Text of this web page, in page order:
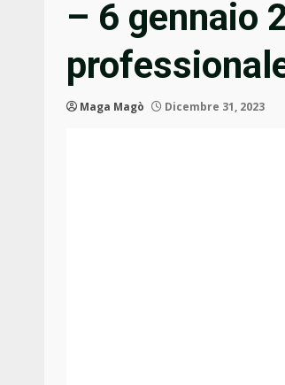
– 6 gennaio
Maga Magò Dicembre 31, 2023